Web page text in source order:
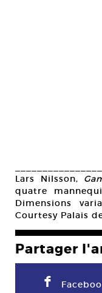
Lars Nilsson,
quatre
Dimensions
Courtesy Palais
Partager
F